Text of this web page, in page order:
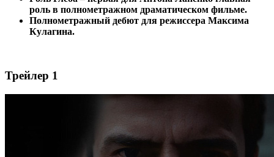
роль в полнометражном драматическом фильме.
Полнометражный дебют для режиссера Максима
Кулагина.
Трейлер 1